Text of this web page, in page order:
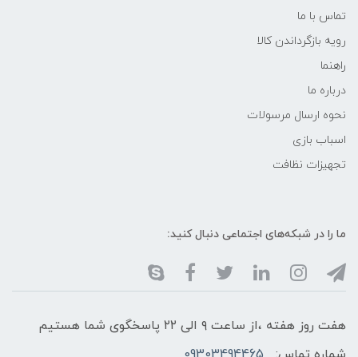
تماس با ما
رویه بازگرداندن کالا
راهنما
درباره ما
نحوه ارسال مرسولات
اسباب بازی
تجهیزات نظافت
ما را در شبکه‌های اجتماعی دنبال کنید:
هفت روز هفته ،از ساعت ۹ الی ۲۲ پاسخگوی شما هستیم